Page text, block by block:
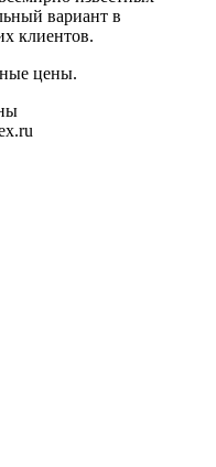
вариант в
клиентов.
цены.